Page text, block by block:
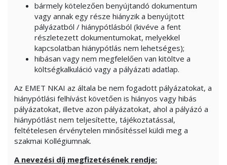
bármely kötelezően benyújtandó dokumentum
vagy annak egy része hiányzik a benyújtott
pályázatból / hiánypótlásból (kivéve a fent
részletezett dokumentumokat, melyekkel
kapcsolatban hiánypótlás nem lehetséges);
hibásan vagy nem megfelelően van kitöltve a
költségkalkuláció vagy a pályázati adatlap.
Az EMET NKAI az általa be nem fogadott pályázatokat, a
hiánypótlási felhívást követően is hiányos vagy hibás
pályázatokat, illetve azon pályázatokat, ahol a pályázó a
hiánypótlást nem teljesítette, tájékoztatással,
feltételesen érvénytelen minősítéssel küldi meg a
szakmai Kollégiumnak.
A nevezési díj megfizetésének rendje: